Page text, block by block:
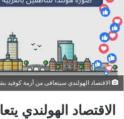
الاقتصاد الهولندي سيتعافى من أزمة كوفيد
الاقتصاد الهولندي